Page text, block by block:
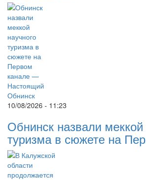
10/08/2026 - 11:23
Обнинск назвали меккой
туризма в сюжете на